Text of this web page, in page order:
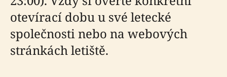
otevírací dobu u své letecké
společnosti nebo na webových
stránkách letiště.